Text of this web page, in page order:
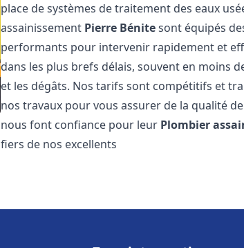
place de systèmes de traitement des eaux
assainissement Pierre Bénitesont équipés
performants pour intervenir rapidement et
dans les plus brefs délais, souvent en moins
et les dégâts. Nos tarifs sont compétitifs et
nos travaux pour vous assurer de la qualité
nous font confiance pour leur Plombier
fiers de nos excellents